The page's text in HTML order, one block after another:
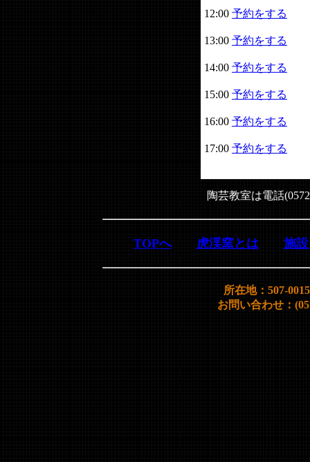
12:00 予約をする
13:00 予約をする
14:00 予約をする
15:00 予約をする
16:00 予約をする
17:00 予約をする
陶芸教室は電話
TOPへ 虎渓窯とは 施
所在地：507-
お問い合わせ：